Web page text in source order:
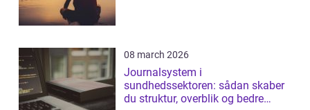
08 march 2026
Journalsystem i
sundhedssektoren: sådan skaber
du struktur, overblik og bedre